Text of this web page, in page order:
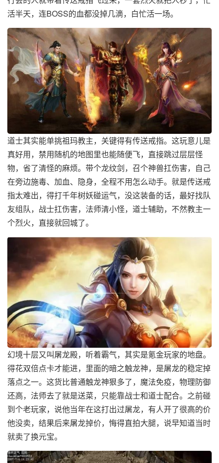
活半天，连BOSS的血都没掉几滴，白忙活一场。
道士其实能单挑祖玛教主，关键得有传送戒指。这玩意儿是
真好用，禁用随机的地图里也能随便飞，直接跳过层层怪
物，省了清怪的麻烦。带个龙纹剑，召个神兽扛伤害，自己
在旁边施毒、加血、隐身，全程不用怎么动手。就是传送戒
指太难出，得打千年树妖碰运气，没这装备的话，最好找队
友组队，战士扛伤害，法师清小怪，道士辅助，不然教主一
个烈火，直接就回城了。
幻境十层又叫屠龙殿，听着霸气，其实是氪金玩家的地盘。
得花双倍点卡才能进，里面的暗之触龙神，是屠龙的稳定掉
落点之一。这货比普通触龙神狠多了，魔法免疫，物理防御
还高，法师去了就是送菜，只能靠战士和道士配合。之前碰
到个老玩家，说他当年在这打出过屠龙，有人开了很高的价
他没卖，结果后来屠龙掉价，悔得直拍大腿，说早知道当时
就卖了换元宝。